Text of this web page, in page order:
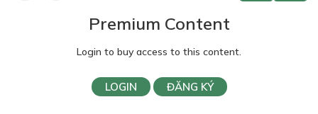
Premium Content
Login to buy access to this content.
LOGIN ĐĂNG KÝ